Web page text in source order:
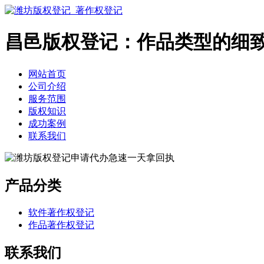
昌邑版权登记：作品类型的细
网站首页
公司介绍
服务范围
版权知识
成功案例
联系我们
产品分类
软件著作权登记
作品著作权登记
联系我们